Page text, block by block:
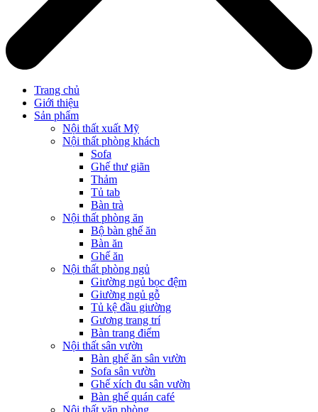
Trang chủ
Giới thiệu
Sản phẩm
Nội thất xuất Mỹ
Nội thất phòng khách
Sofa
Ghế thư giãn
Thảm
Tủ tab
Bàn trà
Nội thất phòng ăn
Bộ bàn ghế ăn
Bàn ăn
Ghế ăn
Nội thất phòng ngủ
Giường ngủ bọc đệm
Giường ngủ gỗ
Tủ kệ đầu giường
Gương trang trí
Bàn trang điểm
Nội thất sân vườn
Bàn ghế ăn sân vườn
Sofa sân vườn
Ghế xích đu sân vườn
Bàn ghế quán café
Nội thất văn phòng